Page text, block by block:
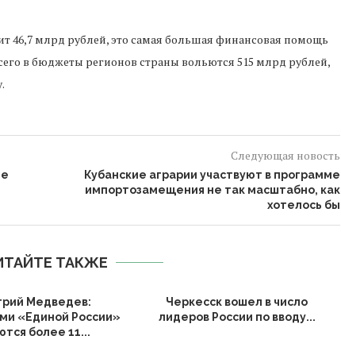
46,7 млрд рублей,это самая большая финансовая помощь
в бюджеты регионов страны вольются 515 млрд рублей,
.
Следующая новость
Кубанские аграрии участвуют в программе
импортозамещения не так масштабно, как
хотелось бы
ТАКЖЕ
Медведев:
«Единой России»
более 11...
Черкесск вошел в число
лидеров России по вводу...